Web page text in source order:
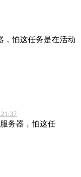
，怕这任务是在活动
务器，怕这任